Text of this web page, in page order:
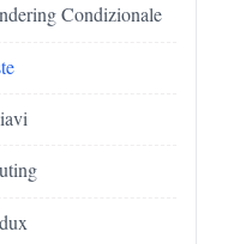
Condizionale